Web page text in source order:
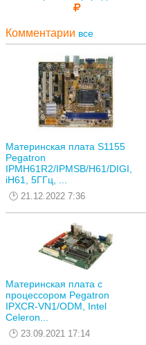
Комментарии все
Материнская плата S1155
Pegatron
IPMH61R2/IPMSB/H61/DIGI,
iH61, 5ГГц, ...
21.12.2022 7:36
Материнская плата с
процессором Pegatron
IPXCR-VN1/ODM, Intel
Celeron...
23.09.2021 17:14